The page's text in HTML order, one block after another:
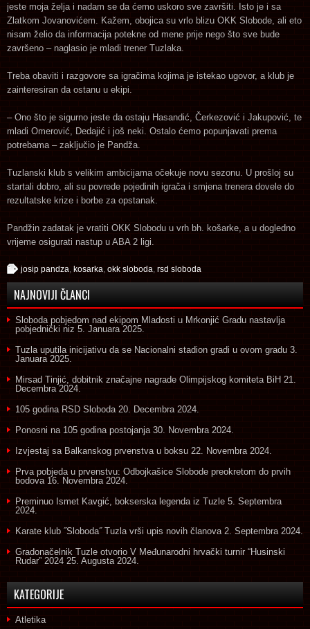
jeste moja želja i nadam se da ćemo uskoro sve završiti. Isto je i sa
Zlatkom Jovanovićem. Kažem, obojica su vrlo blizu OKK Slobode, ali eto
nisam želio da informacija potekne od mene prije nego što sve bude
završeno – naglasio je mladi trener Tuzlaka.
Treba obaviti i razgovore sa igračima kojima je istekao ugovor, a klub je
zainteresiran da ostanu u ekipi.
– Ono što je sigurno jeste da ostaju Hasandić, Čerkezović i Jakupović, te
mladi Omerović, Dedajić i još neki. Ostalo ćemo popunjavati prema
potrebama – zaključio je Pandža.
Tuzlanski klub s velikim ambicijama očekuje novu sezonu. U prošloj su
startali dobro, ali su povrede pojedinih igrača i smjena trenera dovele do
rezultatske krize i borbe za opstanak.
Pandžin zadatak je vratiti OKK Slobodu u vrh bh. košarke, a u dogledno
vrijeme osigurati nastup u ABA 2 ligi.
josip pandza kosarka okk sloboda rsd sloboda
NAJNOVIJI ČLANCI
Sloboda pobjedom nad ekipom Mladosti u Mrkonjić Gradu nastavlja
pobjednički niz 5. Januara 2025.
Tuzla uputila inicijativu da se Nacionalni stadion gradi u ovom gradu 3.
Januara 2025.
Mirsad Tinjić, dobitnik značajne nagrade Olimpijskog komiteta BiH 21.
Decembra 2024.
105 godina RSD Sloboda 20. Decembra 2024.
Ponosni na 105 godina postojanja 30. Novembra 2024.
Izvjestaj sa Balkanskog prvenstva u boksu 22. Novembra 2024.
Prva pobjeda u prvenstvu: Odbojkašice Slobode preokretom do prvih
bodova 16. Novembra 2024.
Preminuo Ismet Kavgić, bokserska legenda iz Tuzle 5. Septembra
2024.
Karate klub ˝Sloboda˝ Tuzla vrši upis novih članova 2. Septembra 2024.
Gradonačelnik Tuzle otvorio V Međunarodni hrvački turnir “Husinski
Rudar” 2024 25. Augusta 2024.
KATEGORIJE
Atletika